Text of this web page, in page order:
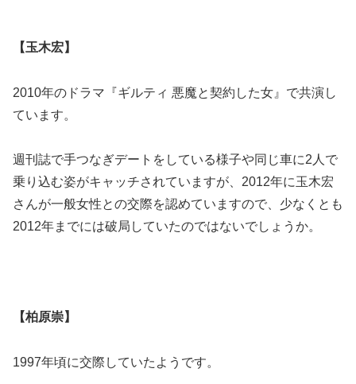
【玉木宏】
2010年のドラマ『ギルティ 悪魔と契約した女』で共演し
ています。
週刊誌で手つなぎデートをしている様子や同じ車に2人で
乗り込む姿がキャッチされていますが、2012年に玉木宏
さんが一般女性との交際を認めていますので、少なくとも
2012年までには破局していたのではないでしょうか。
【柏原崇】
1997年頃に交際していたようです。